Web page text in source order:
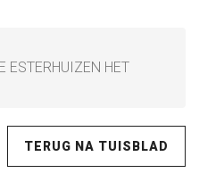
ESTERHUIZEN HET
TERUG NA TUISBLAD